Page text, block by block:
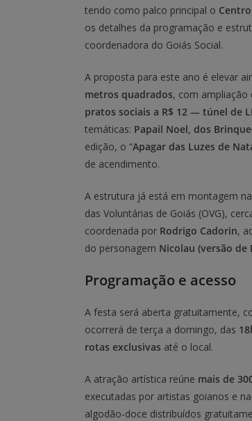
tendo como palco principal o
os detalhes da programação e
coordenadora do Goiás Social.
A proposta para este ano é elevar
metros quadrados, com ampliação
pratos sociais a R$ 12 — túnel de
temáticas: Papail Noel, dos
edição, o “Apagar das Luzes de
de acendimento.
A estrutura já está em montagem
das Voluntárias de Goiás (OVG),
coordenada por Rodrigo Cadorin,
do personagem Nicolau (versão de
Programação e acesso
A festa será aberta gratuitamente,
ocorrerá de terça a domingo, das
rotas exclusivas até o local.
A atração artística reúne mais de
executadas por artistas goianos e
algodão-doce distribuídos